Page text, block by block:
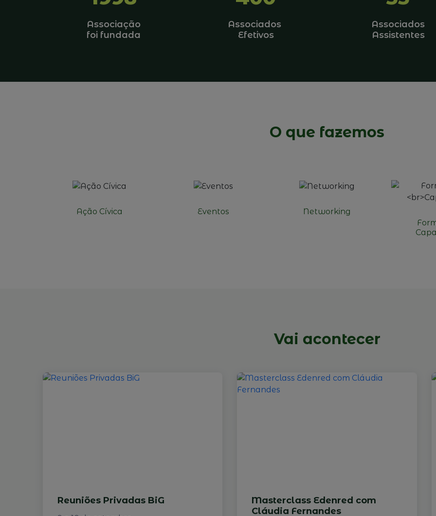
Associação
foi fundada
Associados
Efetivos
Associados
Assistentes
O que fazemos
Ação Cívica Eventos
Networking
Vai acontecer
Reuniões Privadas BiG
Masterclass Edenred com
Cláudia Fernandes